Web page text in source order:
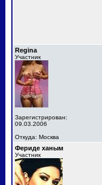
Regina
Участник
Зарегистрирован:
09.03.2006
Откуда: Москва
Фериде ханым
Участник